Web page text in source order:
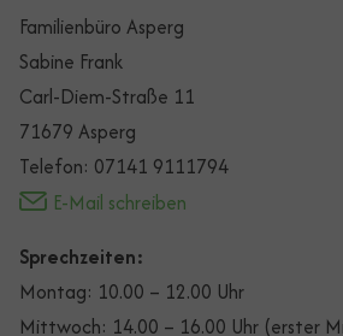
Familienbüro Asperg
Sabine Frank
Carl-Diem-Straße 11
71679 Asperg
Telefon: 07141 9111794
E-Mail schreiben
Sprechzeiten:
Montag: 10.00 – 12.00 Uhr
Mittwoch: 14.00 – 16.00 Uhr (erster